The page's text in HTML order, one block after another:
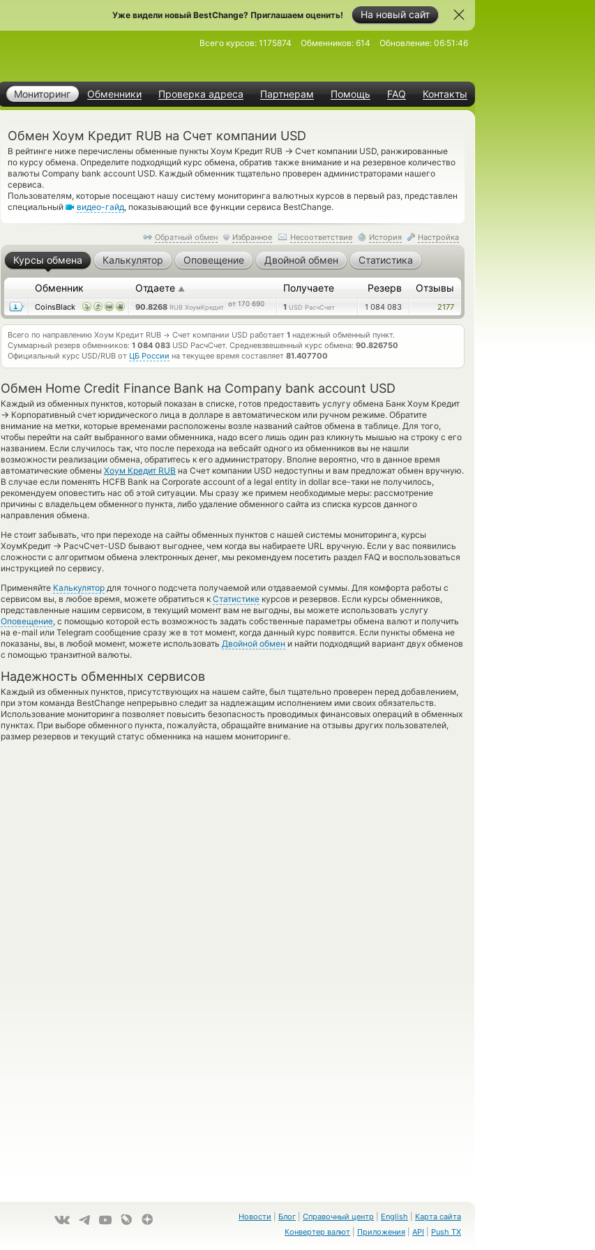
На новый сайт
Уже видели новый BestChange? Приглашаем оценить!
Мониторинг Обменники Проверка адреса Партнерам Помощь FAQ Контакты
Всего курсов: 1175874 Обменников: 614 Обновление: 06:51:46
Обмен Хоум Кредит RUB на Счет компании USD
В рейтинге ниже перечислены обменные пункты Хоум Кредит RUB → Счет компании USD, ранжированные
по курсу обмена. Определите подходящий курс обмена, обратив также внимание и на резервное количество
валюты Company bank account USD. Каждый обменник тщательно проверен администраторами нашего
сервиса.
Пользователям, которые посещают нашу систему мониторинга валютных курсов в первый раз, представлен
специальный
видео-гайд, показывающий все функции сервиса BestChange.
Обратный обмен Избранное Несоответствие История Настройка
Курсы обмена Калькулятор Оповещение Двойной обмен Статистика
Обменник Отдаете ▲ Получаете Резерв Отзывы
CoinsBlack 90.8268 RUB ХоумКредит от 170 690 1 USD РасчСчет 1 084 083 2177
Всего по направлению Хоум Кредит RUB → Счет компании USD работает 1 надежный обменный пункт.
Суммарный резерв обменников: 1 084 083 USD РасчСчет. Средневзвешенный курс обмена: 90.826750
Официальный курс USD/RUB от ЦБ России на текущее время составляет 81.407700
Обмен Home Credit Finance Bank на Company bank account USD
Каждый из обменных пунктов, который показан в списке, готов предоставить услугу обмена Банк Хоум Кредит
→ Корпоративный счет юридического лица в долларе в автоматическом или ручном режиме. Обратите
внимание на метки, которые временами расположены возле названий сайтов обмена в таблице. Для того,
чтобы перейти на сайт выбранного вами обменника, надо всего лишь один раз кликнуть мышью на строку с его
названием. Если случилось так, что после перехода на вебсайт одного из обменников вы не нашли
возможности реализации обмена, обратитесь к его администратору. Вполне вероятно, что в данное время
автоматические обмены Хоум Кредит RUB на Счет компании USD недоступны и вам предложат обмен вручную.
В случае если поменять HCFB Bank на Corporate account of a legal entity in dollar все-таки не получилось,
рекомендуем оповестить нас об этой ситуации. Мы сразу же примем необходимые меры: рассмотрение
причины с владельцем обменного пункта, либо удаление обменного сайта из списка курсов данного
направления обмена.
Не стоит забывать, что при переходе на сайты обменных пунктов с нашей системы мониторинга, курсы
ХоумКредит → РасчСчет-USD бывают выгоднее, чем когда вы набираете URL вручную. Если у вас появились
сложности с алгоритмом обмена электронных денег, мы рекомендуем посетить раздел FAQ и воспользоваться
инструкцией по сервису.
Применяйте Калькулятор для точного подсчета получаемой или отдаваемой суммы. Для комфорта работы с
сервисом вы, в любое время, можете обратиться к Статистике курсов и резервов. Если курсы обменников,
представленные нашим сервисом, в текущий момент вам не выгодны, вы можете использовать услугу
Оповещение, с помощью которой есть возможность задать собственные параметры обмена валют и получить
на e-mail или Telegram сообщение сразу же в тот момент, когда данный курс появится. Если пункты обмена не
показаны, вы, в любой момент, можете использовать Двойной обмен и найти подходящий вариант двух обменов
с помощью транзитной валюты.
Надежность обменных сервисов
Каждый из обменных пунктов, присутствующих на нашем сайте, был тщательно проверен перед добавлением,
при этом команда BestChange непрерывно следит за надлежащим исполнением ими своих обязательств.
Использование мониторинга позволяет повысить безопасность проводимых финансовых операций в обменных
пунктах. При выборе обменного пункта, пожалуйста, обращайте внимание на отзывы других пользователей,
размер резервов и текущий статус обменника на нашем мониторинге.
Новости Блог Справочный центр English
Карта сайта
Конвертер валют
Приложения API Push TX